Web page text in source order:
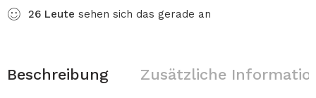
26 Leute sehen sich das gerade an
Beschreibung Zusätzliche